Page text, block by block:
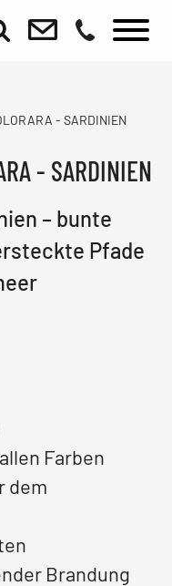
- SARDINIEN
- SARDINIEN
– bunte
Pfade
Farben
dem
Brandung